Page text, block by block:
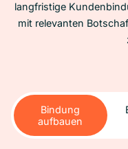
langfristige
mit relevanten
Bindung
aufbauen